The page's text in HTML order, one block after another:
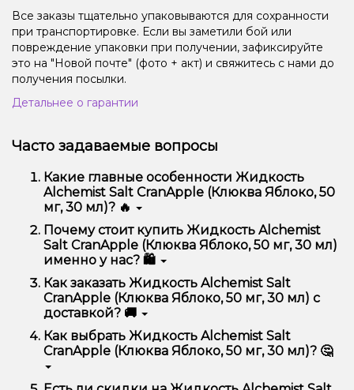
Все заказы тщательно упаковываются для сохранности
при транспортировке. Если вы заметили бой или
повреждение упаковки при получении, зафиксируйте
это на "Новой почте" (фото + акт) и свяжитесь с нами до
получения посылки.
Детальнее о гарантии
Часто задаваемые вопросы
Какие главные особенности Жидкость
Alchemist Salt CranApple (Клюква Яблоко, 50
мг, 30 мл)? 🔥
Жидкость Alchemist Salt CranApple (Клюква Яблоко,
50 мг, 30 мл) отличается высоким качеством,
удобством использования и надежностью.
Почему стоит купить Жидкость Alchemist
Salt CranApple (Клюква Яблоко, 50 мг, 30 мл)
именно у нас? 🛍️
Мы предлагаем только оригинальную продукцию,
широкий ассортимент, выгодные цены и быструю
доставку. Кроме того, у нас регулярные акции и
скидки для клиентов!
Как заказать Жидкость Alchemist Salt
CranApple (Клюква Яблоко, 50 мг, 30 мл) с
доставкой? 🚚
Оформить заказ можно в несколько кликов:
Добавьте Жидкость Alchemist Salt CranApple
Перейдите к оформлению заказа.
Как выбрать Жидкость Alchemist Salt
CranApple (Клюква Яблоко, 50 мг, 30 мл)? 🤔